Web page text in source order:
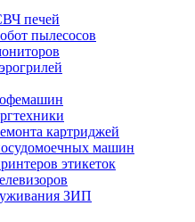
печей
пылесосов
картриджей
машин
этикеток
ЗИП